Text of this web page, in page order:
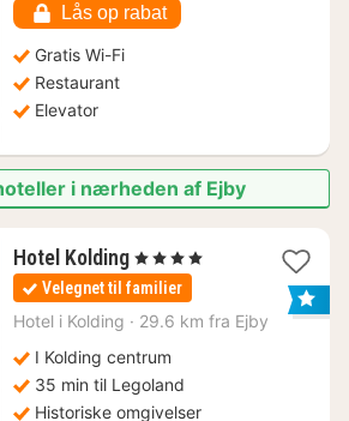
632
kr.
Lås op rabat
Gratis Wi-Fi
Restaurant
Elevator
i nærheden af Ejby
Hotel Kolding1
nat
fra
760
, 4 Stjerner
Velegnet til familier
Hotel i Kolding · 29.6 km fra Ejby
I Kolding centrum
35 min til Legoland
Historiske omgivelser